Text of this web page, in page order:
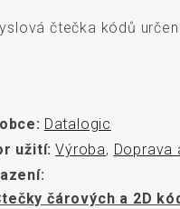
čtečka kódů
Datalogic
užití: Výroba, Doprava
čárových a 2D